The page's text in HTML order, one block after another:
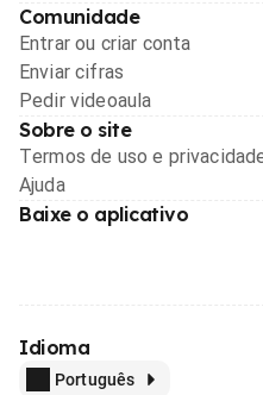
Comunidade
Entrar ou criar conta
Enviar cifras
Pedir videoaula
Sobre o site
Termos de uso e
Ajuda
Baixe o aplicativo
Idioma
Português